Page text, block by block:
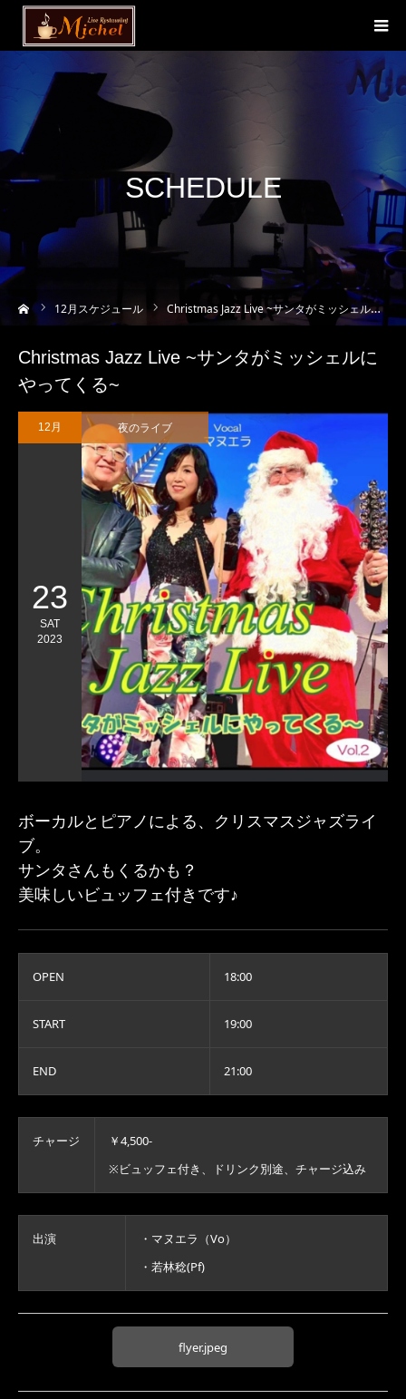
SCHEDULE
12月スケジュール Christmas Jazz Live ~サンタがミッシェルにやってくる~
Christmas Jazz Live ~サンタがミッシェルに
やってくる~
12月
23
SAT
2023
夜のライブ
ボーカルとピアノによる、クリスマスジャズライ
ブ。
サンタさんもくるかも？
美味しいビュッフェ付きです♪
OPEN 18:00
START 19:00
END 21:00
チャージ
￥4,500-
※ビュッフェ付き、ドリンク別途、チャージ込み
出演
・マヌエラ（Vo）
・若林稔(Pf)
flyer.jpeg